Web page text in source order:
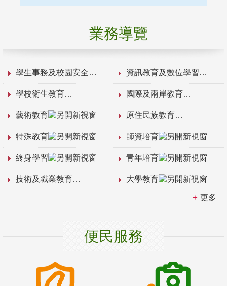
業務導覽
學生事務及校園安全 資訊教育及數位學習
學校衛生教育 國際及兩岸教育
藝術教育 原住民族教育
特殊教育 師資培育
終身學習 青年培育
技術及職業教育 大學教育
更多
便民服務